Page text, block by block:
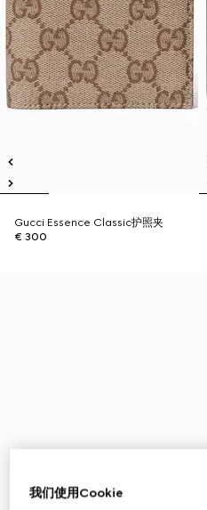
Gucci Essence Classic护照夹
€ 300
我们使用Cookie